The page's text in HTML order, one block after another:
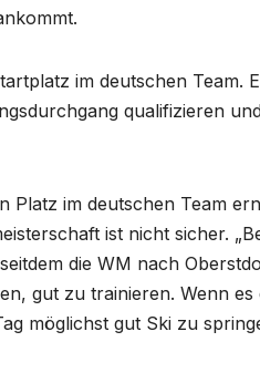
im deutschen Team.
qualifizieren
im deutschen Team
ist nicht sicher.
die WM nach
gut zu trainieren. Wenn es
möglichst gut Ski zu